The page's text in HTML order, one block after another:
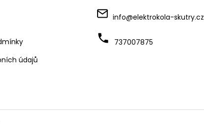
údajů
info@elektrokola-skutry.cz
737007875